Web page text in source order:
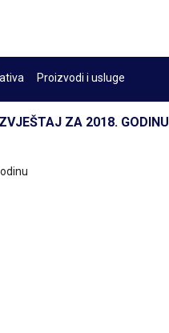
Proizvodi i usluge
ZA 2018. GODINU